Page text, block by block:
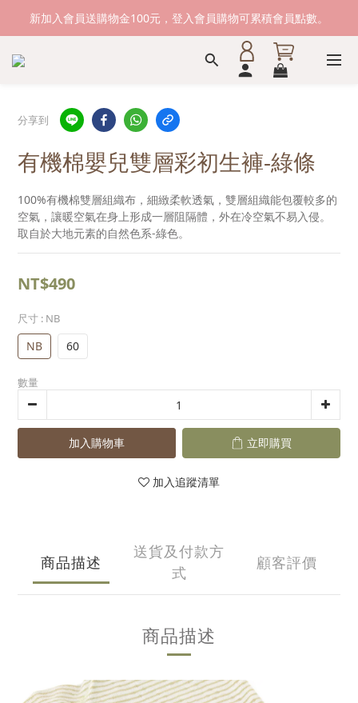
新加入會員送購物金100元，登入會員購物可累積會員點數。
新加入會員送購物金100元，登入會員購物可累積會員點數。
滿1500元免運費。 滿2000元，貨到付款免運。
分享到
有機棉嬰兒雙層彩初生褲-綠條
100%有機棉雙層組織布，細緻柔軟透氣，雙層組織能包覆較多的
空氣，讓暖空氣在身上形成一層阻隔體，外在冷空氣不易入侵。
取自於大地元素的自然色系-綠色。
NT$490
尺寸 : NB
NB 60
數量
加入購物車 立即購買
加入追蹤清單
商品描述
送貨及付款方
式
顧客評價
商品描述